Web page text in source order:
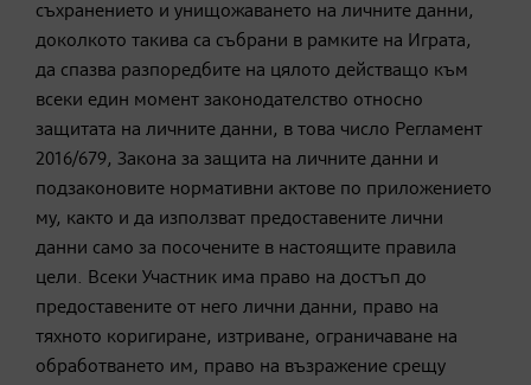
съхранението и унищожаването на личните данни,
доколкото такива са събрани в рамките на Играта,
да спазва разпоредбите на цялото действащо към
всеки един момент законодателство относно
защитата на личните данни, в това число Регламент
2016/679, Закона за защита на личните данни и
подзаконовите нормативни актове по приложението
му, както и да използват предоставените лични
данни само за посочените в настоящите правила
цели. Всеки Участник има право на достъп до
предоставените от него лични данни, право на
тяхното коригиране, изтриване, ограничаване на
обработването им, право на възражение срещу